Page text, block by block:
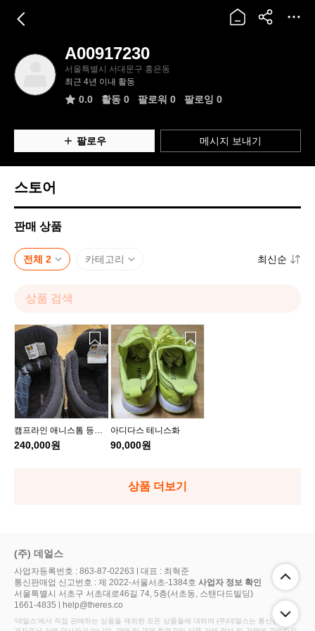
A
0
0
A00917230
서울특별시 서대문구 홍은동
최근 4년 이내 활동
0.0 활동 0 팔로워 0 팔로잉 0
팔로우 메시지 보내기
스토어
판매 상품
전체 2 카테고리 최신순
캠
프
라
인
애
니
스
톰
등
캠프라인 애니스톰 등산
화 판매
240,000원
아
디
다
스
테
니
스
화
아디다스 테니스화
90,000원
상품 더보기
(주) 데얼스
사업자등록번호 : 863-87-02263
대표 : 최혁준
통신판매업 신고번호 : 제 2022-서울서초-1384호 사업자 정보 확인
서울특별시 서초구 서초대로46길 74, 5층(서초동, 스탠다드빌딩)
1661-4835
help@theres.co
‘데얼스'에서 직접 판매하는 상품을 제외한 모든 상품들에 대하여 (주)데얼스는 통신판매 중